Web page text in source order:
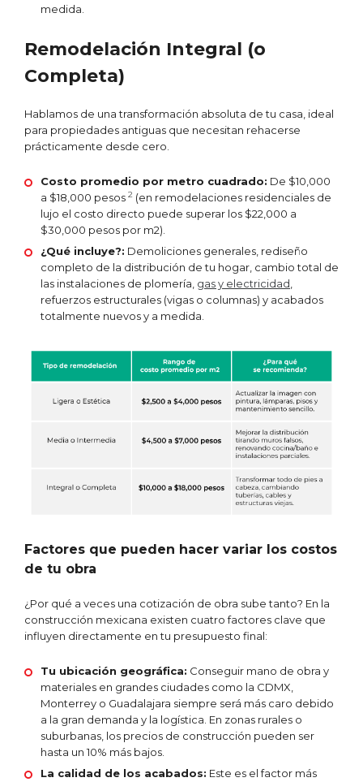
medida.
Remodelación Integral (o
Completa)
Hablamos de una transformación absoluta de tu casa, ideal
para propiedades antiguas que necesitan rehacerse
prácticamente desde cero.
Costo promedio por metro cuadrado: De $10,000
a $18,000 pesos 2 (en remodelaciones residenciales de
lujo el costo directo puede superar los $22,000 a
$30,000 pesos por m2).
¿Qué incluye?: Demoliciones generales, rediseño
completo de la distribución de tu hogar, cambio total de
las instalaciones de plomería, gas y electricidad
refuerzos estructurales (vigas o columnas) y acabados
totalmente nuevos y a medida.
Factores que pueden hacer variar los costos
de tu obra
¿Por qué a veces una cotización de obra sube tanto? En la
construcción mexicana existen cuatro factores clave que
influyen directamente en tu presupuesto final:
Tu ubicación geográfica: Conseguir mano de obra y
materiales en grandes ciudades como la CDMX,
Monterrey o Guadalajara siempre será más caro debido
a la gran demanda y la logística. En zonas rurales o
suburbanas, los precios de construcción pueden ser
hasta un 10% más bajos.
La calidad de los acabados: Este es el factor más